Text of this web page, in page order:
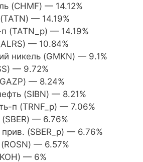
телеграф
телеграф
NKNC
(прив.) NKNC_p
(CHMF) — 14.12%
— 14.19%
(TATN_p) — 14.19%
— 10.84%
никель (GMKN) — 9.1%
— 9.72%
— 8.24%
(SIBN) — 8.21%
п (TRNF_p) — 7.06%
— 6.76%
(SBER_p) — 6.76%
— 6.57%
— 6%